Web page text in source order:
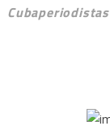
Cubaperiodistas